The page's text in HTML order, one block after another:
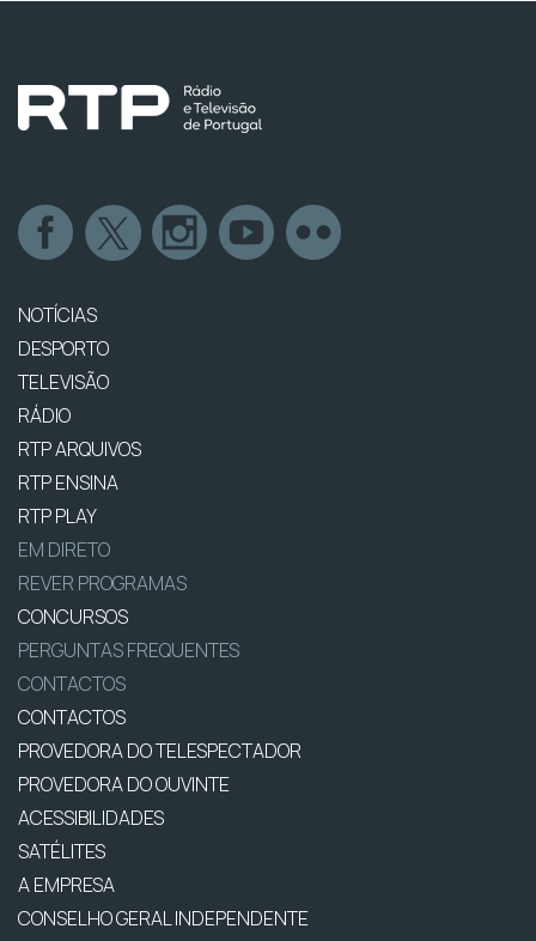
NOTÍCIAS
DESPORTO
TELEVISÃO
RÁDIO
RTP ARQUIVOS
RTP ENSINA
RTP PLAY
EM DIRETO
REVER PROGRAMAS
CONCURSOS
PERGUNTAS FREQUENTES
CONTACTOS
CONTACTOS
PROVEDORA DO TELESPECTADOR
PROVEDORA DO OUVINTE
ACESSIBILIDADES
SATÉLITES
A EMPRESA
CONSELHO GERAL INDEPENDENTE